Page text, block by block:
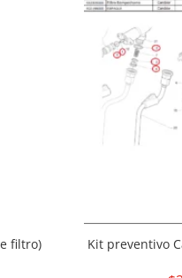
filtro) Kit preventivo